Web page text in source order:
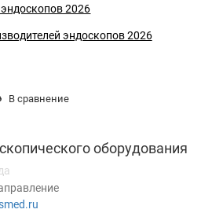
2026
эндоскопов 2026
В сравнение
оборудования